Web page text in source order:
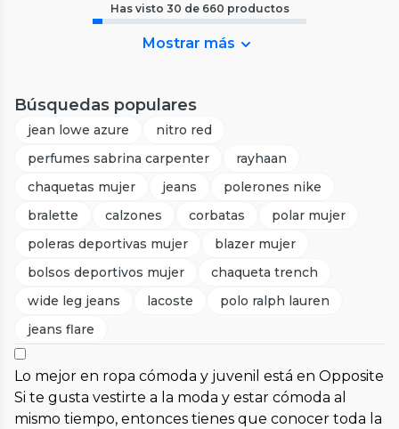
Has visto 30 de 660 productos
Mostrar más
Búsquedas populares
jean lowe azure
nitro red
perfumes sabrina carpenter
rayhaan
chaquetas mujer
jeans
polerones nike
bralette
calzones corbatas
polar mujer
poleras deportivas mujer
blazer mujer
bolsos deportivos mujer
chaqueta trench
wide leg jeans
lacoste
polo ralph lauren
jeans flare
Lo mejor en ropa cómoda y juvenil está en Opposite
Si te gusta vestirte a la moda y estar cómoda al
mismo tiempo, entonces tienes que conocer toda la